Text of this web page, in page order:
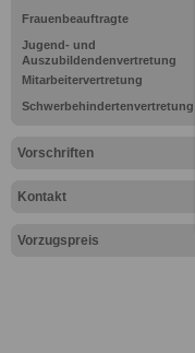
Frauenbeauftragte
Jugend- und
Auszubildendenvertretung
Mitarbeitervertretung
Schwerbehindertenvertretung
Vorschriften
Kontakt
Vorzugspreis